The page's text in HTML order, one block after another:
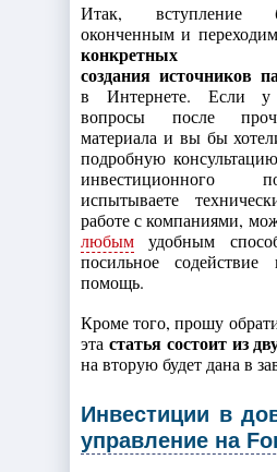
Итак, вступление
оконченным и
конкретных
создания источников
в Интернете. Если у
вопросы после
материала и вы бы
подробную
инвестиционного
испытываете
работе с компаниями,
любым удобным
посильное
помощь.
Кроме того, прошу
эта статья состоит из
на вторую будет дана в
Инвестиции в
управление на